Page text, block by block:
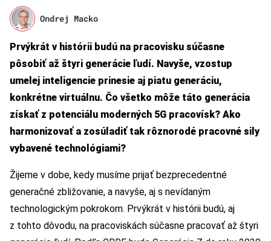
Ondrej Macko
Prvýkrát v histórii budú na pracovisku súčasne
pôsobiť až štyri generácie ľudí. Navyše, vzostup
umelej inteligencie prinesie aj piatu generáciu,
konkrétne virtuálnu. Čo všetko môže táto generácia
získať z potenciálu moderných 5G pracovísk? Ako
harmonizovať a zosúladiť tak rôznorodé pracovné sily
vybavené technológiami?
Žijeme v dobe, kedy musíme prijať bezprecedentné
generačné zbližovanie, a navyše, aj s nevídaným
technologickým pokrokom. Prvýkrát v histórii budú, aj
z tohto dôvodu, na pracoviskách súčasne pracovať až štyri